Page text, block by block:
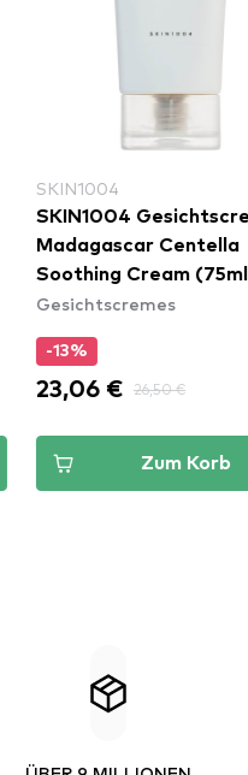
-
(75ml)
Korb
Clean
12,07 €